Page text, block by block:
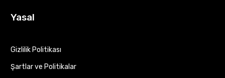
Yasal
Gizlilik Politikası
Şartlar ve Politikalar